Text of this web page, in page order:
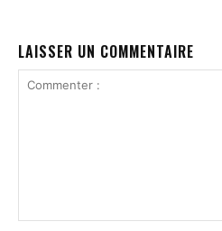
LAISSER UN COMMENTAIRE